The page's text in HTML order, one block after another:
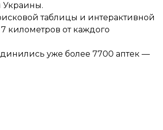
Украины.
таблицы и интерактивной
километров от каждого
уже более 7700 аптек —